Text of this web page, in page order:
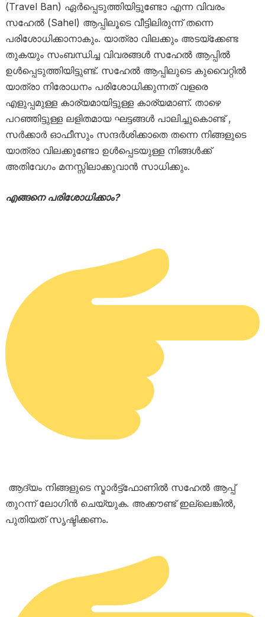
(Travel Ban) ഏർപ്പെടുത്തിയിട്ടുണ്ടോ എന്ന വിവരം
സഹേൽ (Sahel) ആപ്പിലൂടെ വീട്ടിലിരുന്ന് തന്നെ
പരിശോധിക്കാനാകും. യാത്രാ വിലക്കും അടയ്‌ക്കേണ്ട
തുകയും സംബന്ധിച്ച വിവരങ്ങൾ സഹേൽ ആപ്പിൽ
ഉൾപ്പെടുത്തിയിട്ടുണ്ട്. സഹേൽ ആപ്പിലുടെ കുവൈറ്റിൽ
യാത്രാ നിരോധനം പരിശോധിക്കുന്നത് വളരെ
എളുപ്പമുള്ള കാര്യമായിട്ടുള്ള കാര്യമാണ്. താഴെ
പറഞ്ഞിട്ടുള്ള ലളിതമായ ഘട്ടങ്ങൾ പാലിച്ചുകൊണ്ട് ,
സർക്കാർ ഓഫീസും സന്ദർശിക്കാതെ തന്നെ നിങ്ങളുടെ
യാത്രാ വിലക്കുണ്ടോ ഉൾപ്പെടയുള്ള നിങ്ങൾക്ക്
അതിവേഗം മനസ്സിലാക്കുവാൻ സാധിക്കും.
എങ്ങനെ പരിശോധിക്കാം?
ആദ്യം നിങ്ങളുടെ സ്മാർട്ട്‌ഫോണിൽ സഹേൽ ആപ്പ്
തുറന്ന് ലോഗിൻ ചെയ്യുക. അക്കൗണ്ട് ഇല്ലെങ്കിൽ,
പുതിയത് സൃഷ്ടിക്കണം.